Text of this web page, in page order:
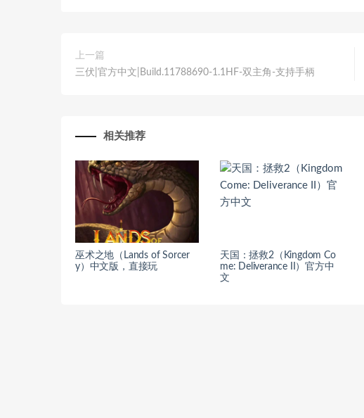
上一篇
三伏|官方中文|Build.11788690-1.1HF-双主角-支持手柄
相关推荐
巫术之地（Lands of Sorcer
y）中文版，直接玩
天国：拯救2（Kingdom Co
me: Deliverance II）官方中
文